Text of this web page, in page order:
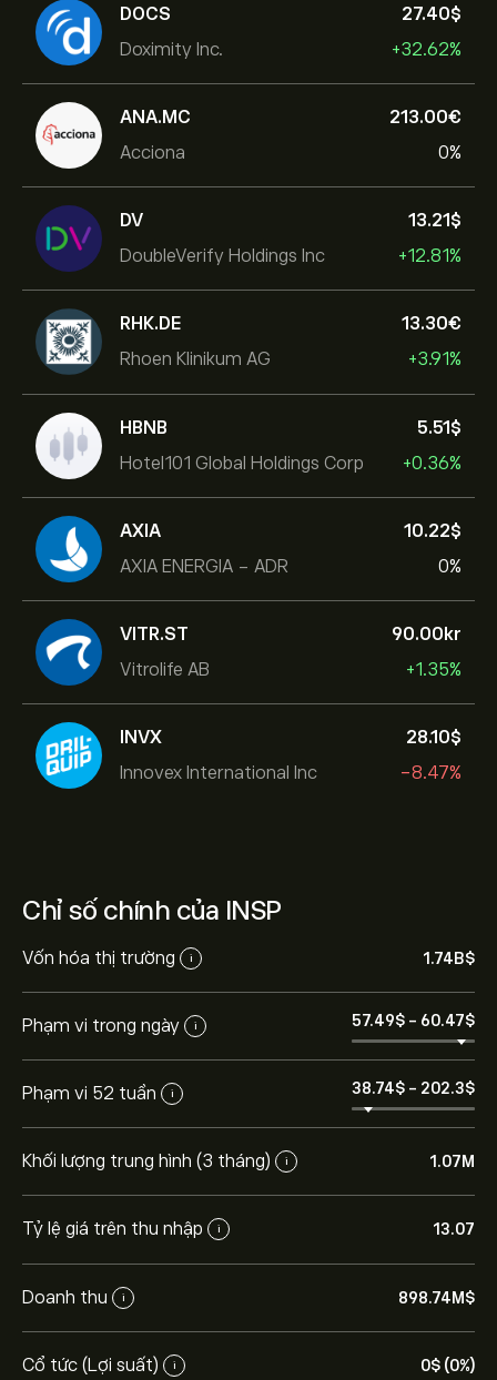
DOCS
Doximity Inc.
27.40‎$‎
+32.62%
ANA.MC
Acciona
213.00‎€‎
0%
DV
DoubleVerify Holdings Inc
13.21‎$‎
+12.81%
RHK.DE
Rhoen Klinikum AG
13.30‎€‎
+3.91%
HBNB
Hotel101 Global Holdings Corp
5.51‎$‎
+0.36%
AXIA
AXIA ENERGIA - ADR
10.22‎$‎
0%
VITR.ST
Vitrolife AB
90.00‎kr‎
+1.35%
INVX
Innovex International Inc
28.10‎$‎
-8.47%
Chỉ số chính của INSP
Vốn hóa thị trường i 1.74B‎$‎
Phạm vi trong ngày i 57.49‎$‎ - 60.47‎$‎
Phạm vi 52 tuần i 38.74‎$‎ - 202.3‎$‎
Khối lượng trung hình (3 tháng) i 1.07M
Tỷ lệ giá trên thu nhập i 13.07
Doanh thu i 898.74M‎$‎
Cổ tức (Lợi suất) i 0‎$‎ (0%)